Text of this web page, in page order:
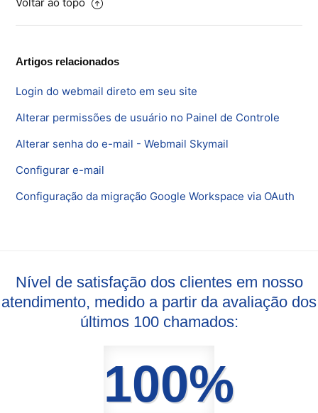
Voltar ao topo
Artigos relacionados
Login do webmail direto em seu site
Alterar permissões de usuário no Painel de Controle
Alterar senha do e-mail - Webmail Skymail
Configurar e-mail
Configuração da migração Google Workspace via OAuth
Nível de satisfação dos clientes em nosso
atendimento, medido a partir da avaliação dos
últimos 100 chamados:
100%